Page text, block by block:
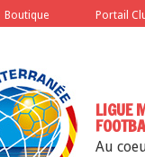
Boutique Portail
LIGUE
Au